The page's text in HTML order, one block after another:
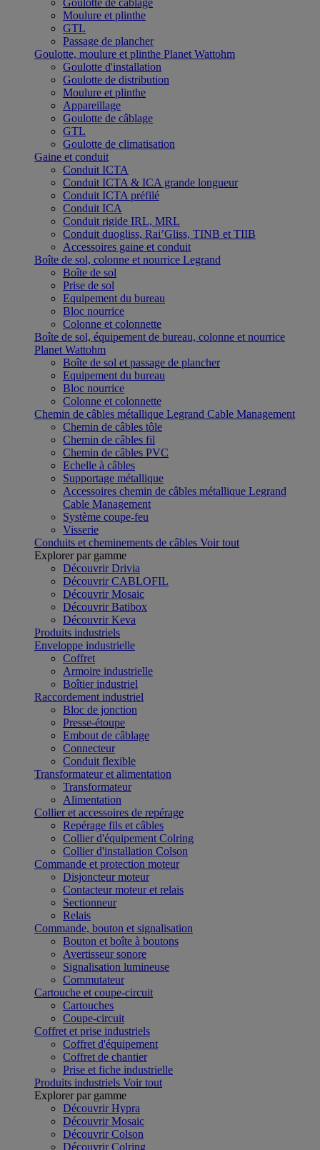
Goulotte de câblage
Moulure et plinthe
GTL
Passage de plancher
Goulotte, moulure et plinthe Planet Wattohm
Goulotte d'installation
Goulotte de distribution
Moulure et plinthe
Appareillage
Goulotte de câblage
GTL
Goulotte de climatisation
Gaine et conduit
Conduit ICTA
Conduit ICTA & ICA grande longueur
Conduit ICTA préfilé
Conduit ICA
Conduit rigide IRL, MRL
Conduit duogliss, Rai’Gliss, TINB et TIIB
Accessoires gaine et conduit
Boîte de sol, colonne et nourrice Legrand
Boîte de sol
Prise de sol
Equipement du bureau
Bloc nourrice
Colonne et colonnette
Boîte de sol, équipement de bureau, colonne et nourrice
Planet Wattohm
Boîte de sol et passage de plancher
Equipement du bureau
Bloc nourrice
Colonne et colonnette
Chemin de câbles métallique Legrand Cable Management
Chemin de câbles tôle
Chemin de câbles fil
Chemin de câbles PVC
Echelle à câbles
Supportage métallique
Accessoires chemin de câbles métallique Legrand
Cable Management
Système coupe-feu
Visserie
Conduits et cheminements de câbles Voir tout
Explorer par gamme
Découvrir Drivia
Découvrir CABLOFIL
Découvrir Mosaic
Découvrir Batibox
Découvrir Keva
Produits industriels
Enveloppe industrielle
Coffret
Armoire industrielle
Boîtier industriel
Raccordement industriel
Bloc de jonction
Presse-étoupe
Embout de câblage
Connecteur
Conduit flexible
Transformateur et alimentation
Transformateur
Alimentation
Collier et accessoires de repérage
Repérage fils et câbles
Collier d'équipement Colring
Collier d'installation Colson
Commande et protection moteur
Disjoncteur moteur
Contacteur moteur et relais
Sectionneur
Relais
Commande, bouton et signalisation
Bouton et boîte à boutons
Avertisseur sonore
Signalisation lumineuse
Commutateur
Cartouche et coupe-circuit
Cartouches
Coupe-circuit
Coffret et prise industriels
Coffret d'équipement
Coffret de chantier
Prise et fiche industrielle
Produits industriels Voir tout
Explorer par gamme
Découvrir Hypra
Découvrir Mosaic
Découvrir Colson
Découvrir Colring